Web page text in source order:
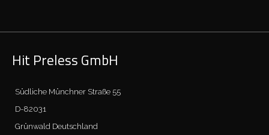
Hit Preless GmbH
Südliche Münchner Straße 55
D-82031
Grünwald Deutschland